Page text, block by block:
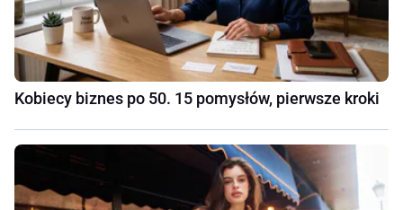
Kobiecy biznes po 50. 15 pomysłów, pierwsze kroki